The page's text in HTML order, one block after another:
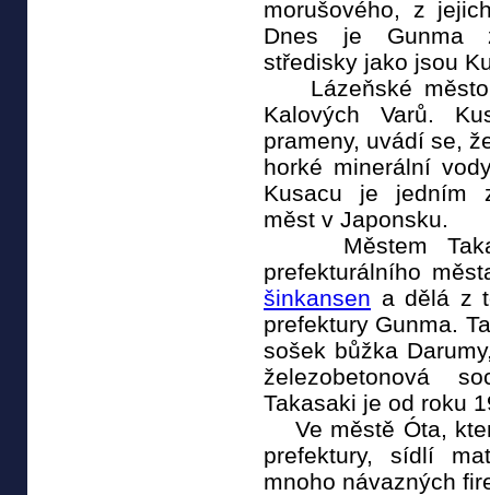
morušového, z
Dnes je Gunma
středisky jako jsou
Lázeňské město
Kalových Varů.
prameny, uvádí se,
horké minerální
Kusacu je jedním
měst v Japonsku.
Městem
prefekturálního
šinkansen a dělá z
prefektury Gunma.
sošek bůžka
železobetonová
Takasaki je od roku
Ve městě Óta,
prefektury, sídlí
mnoho návazných